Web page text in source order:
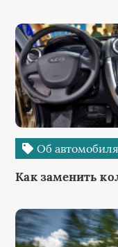
Об
Как заменить